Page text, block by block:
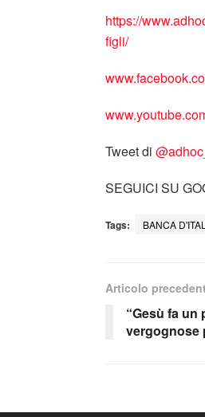
https://
figli/
Tweet di
SEGUICI SU
Tags: BANCA
Articolo
“Gesù fa un
vergognose